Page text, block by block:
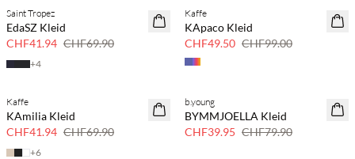
40 % Rabatt
Saint Tropez
EdaSZ Kleid
CHF41.94 CHF69.90
+4
50 % Rabatt
Kaffe
KApaco Kleid
CHF49.50 CHF99.00
40 % Rabatt
Kaffe
KAmilia Kleid
CHF41.94 CHF69.90
+6
50 % Rabatt
b.young
BYMMJOELLA Kleid
CHF39.95 CHF79.90